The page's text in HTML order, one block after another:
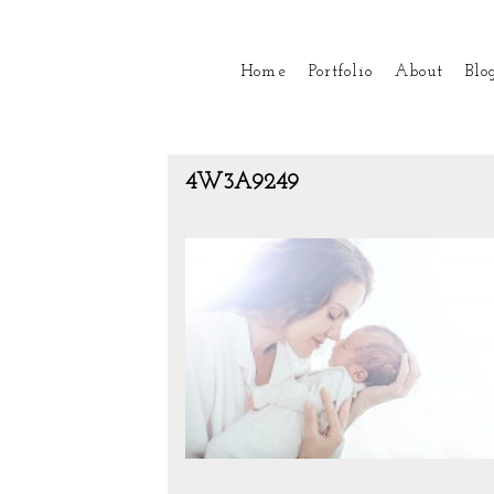
Home Portfolio About
4W3A9249